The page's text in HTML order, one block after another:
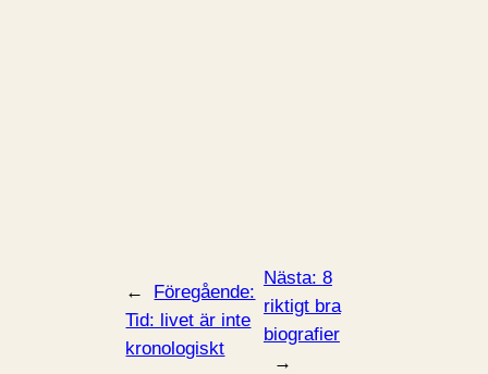
←
Föregående:
Tid: livet är inte
kronologiskt
Nästa: 8
riktigt bra
biografier
→